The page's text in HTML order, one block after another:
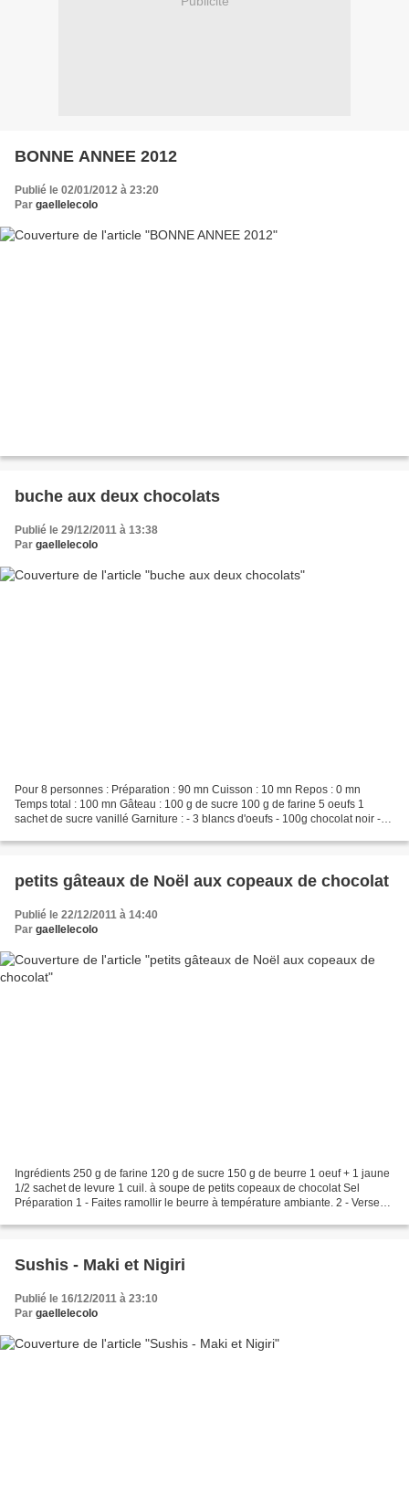
BONNE ANNEE 2012
Publié le 02/01/2012 à 23:20
Par gaellelecolo
buche aux deux chocolats
Publié le 29/12/2011 à 13:38
Par gaellelecolo
Pour 8 personnes : Préparation : 90 mn Cuisson : 10 mn Repos : 0 mn
Temps total : 100 mn Gâteau : 100 g de sucre 100 g de farine 5 oeufs 1
sachet de sucre vanillé Garniture : - 3 blancs d'oeufs - 100g chocolat noir -
petits gâteaux de Noël aux copeaux de chocolat
Publié le 22/12/2011 à 14:40
Par gaellelecolo
Ingrédients 250 g de farine 120 g de sucre 150 g de beurre 1 oeuf + 1 jaune
1/2 sachet de levure 1 cuil. à soupe de petits copeaux de chocolat Sel
Préparation 1 - Faites ramollir le beurre à température ambiante. 2 - Versez
Sushis - Maki et Nigiri
Publié le 16/12/2011 à 23:10
Par gaellelecolo